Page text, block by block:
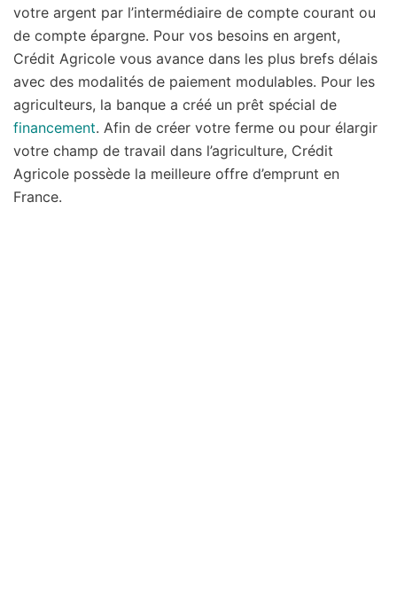
votre argent par l’intermédiaire de compte courant ou
de compte épargne. Pour vos besoins en argent,
Crédit Agricole vous avance dans les plus brefs délais
avec des modalités de paiement modulables. Pour les
agriculteurs, la banque a créé un prêt spécial de
financement. Afin de créer votre ferme ou pour élargir
votre champ de travail dans l’agriculture, Crédit
Agricole possède la meilleure offre d’emprunt en
France.